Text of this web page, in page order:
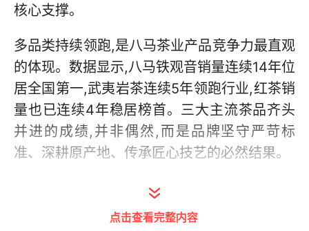
核心支撑。
多品类持续领跑,是八马茶业产品竞争力最直观
的体现。数据显示,八马铁观音销量连续14年位
居全国第一,武夷岩茶连续5年领跑行业,红茶销
量也已连续4年稳居榜首。三大主流茶品齐头
并进的成绩,并非偶然,而是品牌坚守严苛标
准、深耕原产地、传承匠心技艺的必然结果。
点击查看完整内容